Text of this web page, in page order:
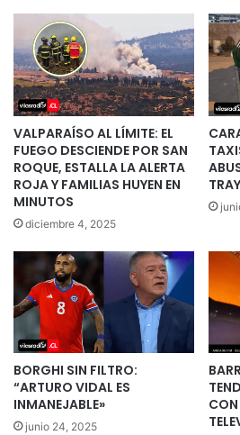
VALPARAÍSO AL LÍMITE: EL
FUEGO DESCIENDE POR SAN
ROQUE, ESTALLA LA ALERTA
ROJA Y FAMILIAS HUYEN EN
MINUTOS
diciembre 4, 2025
BORGHI SIN FILTRO:
“ARTURO VIDAL ES
INMANEJABLE»
junio 24, 2025